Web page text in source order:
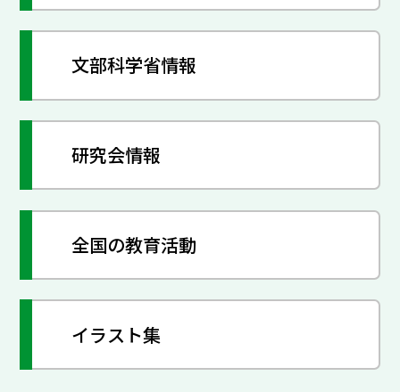
文部科学省情報
研究会情報
全国の教育活動
イラスト集